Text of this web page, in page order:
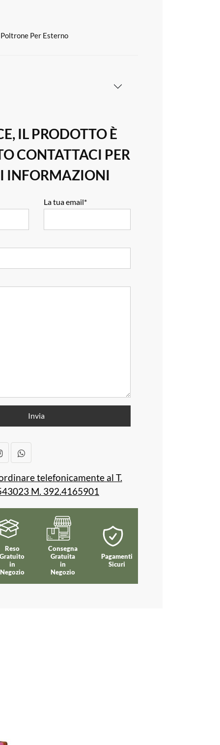
Per Esterno
IL PRODOTTO È
CONTATTACI PER
INFORMAZIONI
La tua email*
telefonicamente al T.
M. 392.4165901
Reso
Gratuito
in
Negozio
Consegna
Gratuita
in
Negozio
Pagamenti
Sicuri